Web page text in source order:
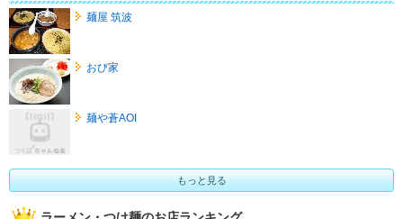
麺屋 筑波
おび家
麺や蒼AOI
もっと見る